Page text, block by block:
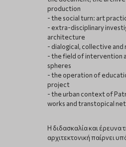
production
- the social turn: art
- extra-disciplinary
architecture
- dialogical, collective
- the field of intervention
spheres
- the operation of
project
- the urban context of
works and transtopical
Η διδασκαλία και έρευνα
αρχιτεκτονική παίρνει